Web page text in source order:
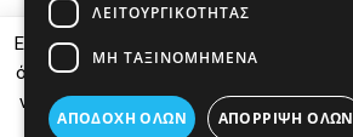
Εμείς και οι συνεργάτες μας
όπως μοναδικά αναγνωριστικά και
να κάνετε κλικ για να συναινέσετε
για να αρνηθείτε να συναινέστε ή να
ΛΕΙΤΟΥΡΓΙΚΌΤΗΤΑΣ
ΜΗ ΤΑΞΙΝΟΜΗΜΈΝΑ
ΑΠΟΔΟΧΉ ΌΛΩΝ ΑΠΌΡΡΙΨΗ ΌΛΩΝ